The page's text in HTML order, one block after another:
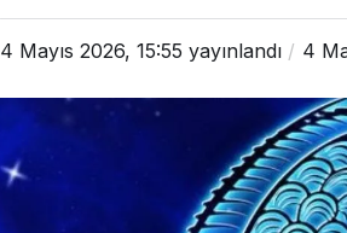
4 Mayıs 2026, 15:55 yayınlandı 4
AKP’li
MHP’lilere
‘Asgaride,
gösterilen